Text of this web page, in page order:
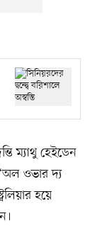
ম্যাথু হেইডেন
ওভার দ্য
হয়ে